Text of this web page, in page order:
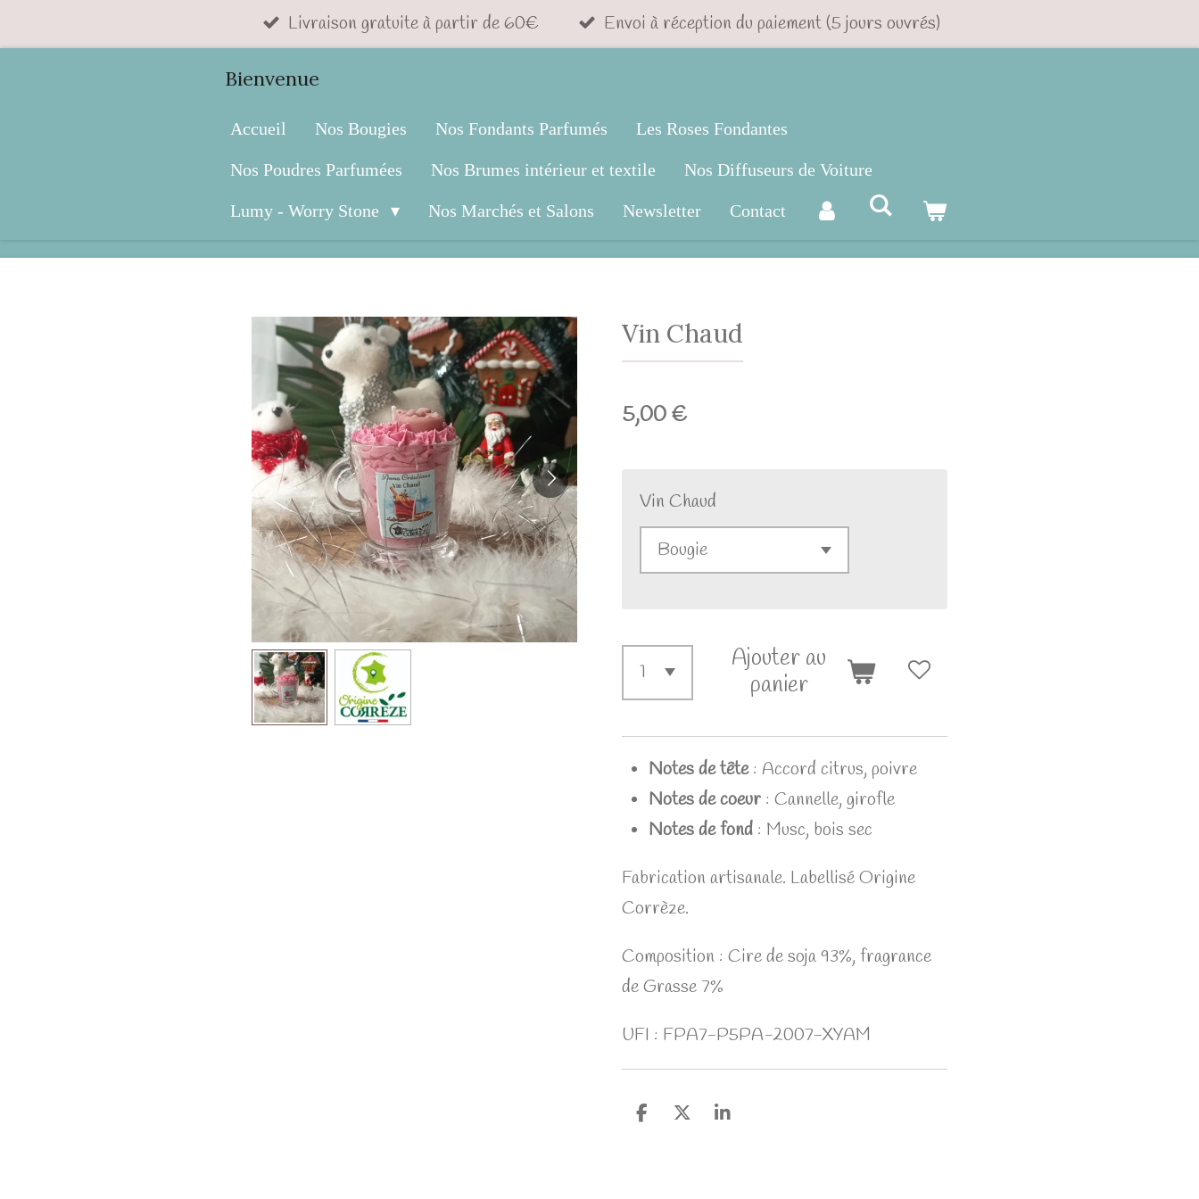
au
Livraison gratuite à partir de 60€ Envoi à réception du paiement (5 jours ouvrés)
Bienvenue
Accueil Nos Bougies Nos Fondants Parfumés Les Roses Fondantes
Nos Poudres Parfumées Nos Brumes intérieur et textile Nos Diffuseurs de Voiture
Lumy - Worry Stone Nos Marchés et Salons Newsletter Contact
Vin Chaud
5,00 €
Vin Chaud
Ajouter au
panier
Notes de tête: Accord citrus, poivre
Notes de coeur : Cannelle, girofle
Notes de fond : Musc, bois sec
Fabrication artisanale. Labellisé Origine
Corrèze.
Composition : Cire de soja 93%, fragrance
de Grasse 7%
UFI : FPA7-P5PA-2007-XYAM
P
P
P